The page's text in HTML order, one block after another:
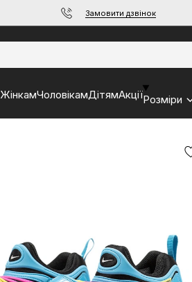
Замовити дзвінок
ЖінкамЧоловікамДітямАкціїРозміри